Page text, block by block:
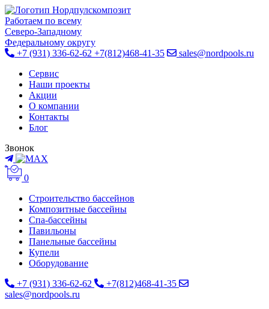
Работаем по всему
Cеверо-Западному
Федеральному округу
+7 (931) 336-62-62 +7(812)468-41-35
sales@nordpools.ru
Cервис
Наши проекты
Акции
О компании
Контакты
Блог
Звонок
0
Строительство бассейнов
Композитные бассейны
Спа-бассейны
Павильоны
Панельные бассейны
Купели
Оборудование
+7 (931) 336-62-62
+7(812)468-41-35
sales@nordpools.ru